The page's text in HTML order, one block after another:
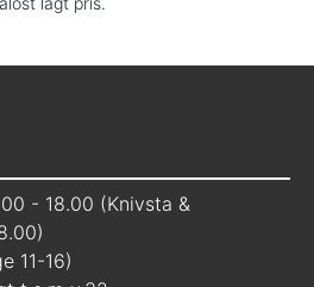
- 18.00 (Knivsta &
11-16)